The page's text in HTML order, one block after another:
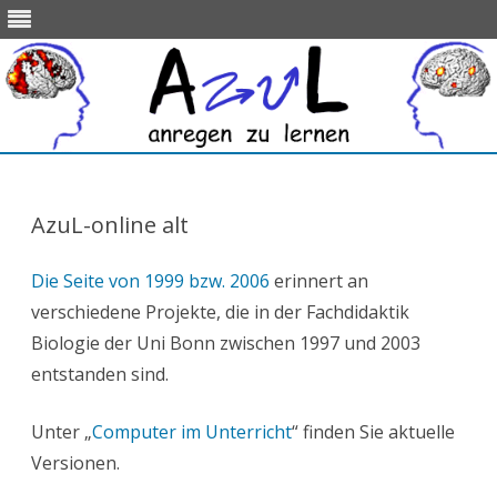
AzuL-online alt
Die Seite von 1999 bzw. 2006 erinnert an
verschiedene Projekte, die in der Fachdidaktik
Biologie der Uni Bonn zwischen 1997 und 2003
entstanden sind.
Unter „Computer im Unterricht“ finden Sie aktuelle
Versionen.